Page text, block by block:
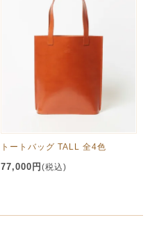
トートバッグ TALL 全4色
77,000円(税込)